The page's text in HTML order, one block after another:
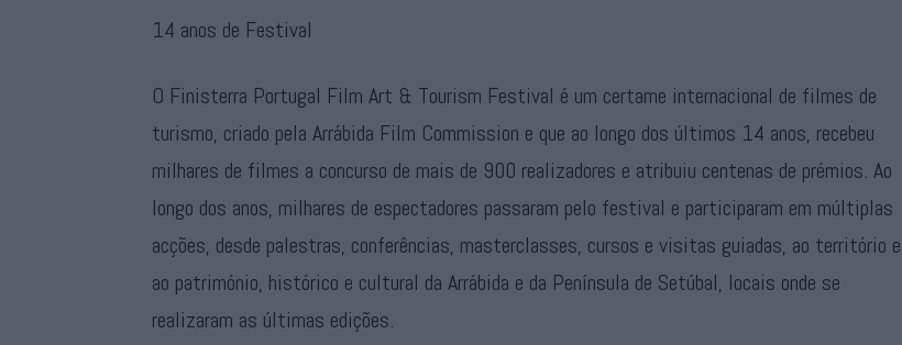
14 anos de Festival
O Finisterra Portugal Film Art & Tourism Festival é um certame internacional de filmes de
turismo, criado pela Arrábida Film Commission e que ao longo dos últimos 14 anos, recebeu
milhares de filmes a concurso de mais de 900 realizadores e atribuiu centenas de prémios. Ao
longo dos anos, milhares de espectadores passaram pelo festival e participaram em múltiplas
acções, desde palestras, conferências, masterclasses, cursos e visitas guiadas, ao território e
ao património, histórico e cultural da Arrábida e da Península de Setúbal, locais onde se
realizaram as últimas edições.